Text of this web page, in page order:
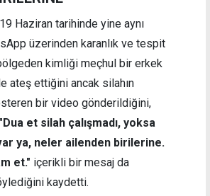
Haziran tarihinde yine aynı
üzerinden karanlık ve tespit
kimliği meçhul bir erkek
ateş ettiğini ancak silahın
bir video gönderildiğini,
"Dua et silah çalışmadı, yoksa
ya, neler ailenden birilerine.
et." içerikli bir mesaj da
kaydetti.